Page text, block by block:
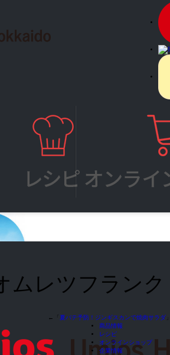
ムレツフランク
←「 夏バテ予防！ジンギスカンで焼肉サラダ
商品情報
レシピ
オンラインショップ
企業情報